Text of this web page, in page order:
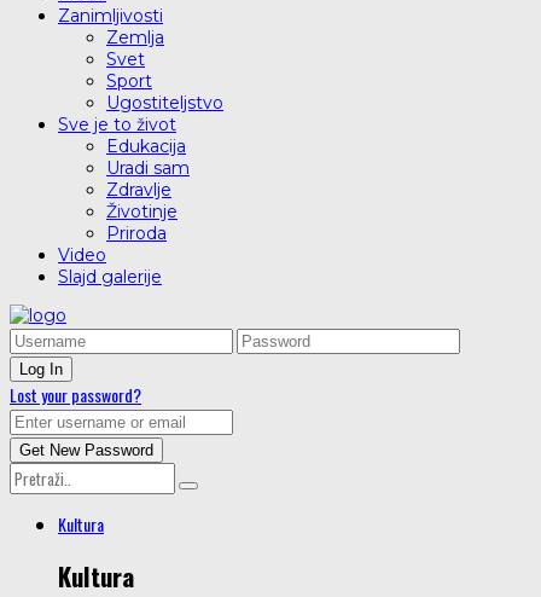
Zanimljivosti
Zemlja
Svet
Sport
Ugostiteljstvo
Sve je to život
Edukacija
Uradi sam
Zdravlje
Životinje
Priroda
Video
Slajd galerije
Lost your password?
Kultura
Kultura